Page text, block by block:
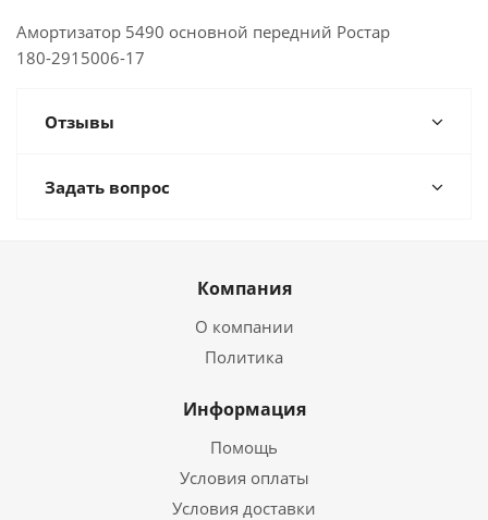
Амортизатор 5490 основной передний Ростар
180-2915006-17
Отзывы
Задать вопрос
Компания
О компании
Политика
Информация
Помощь
Условия оплаты
Условия доставки